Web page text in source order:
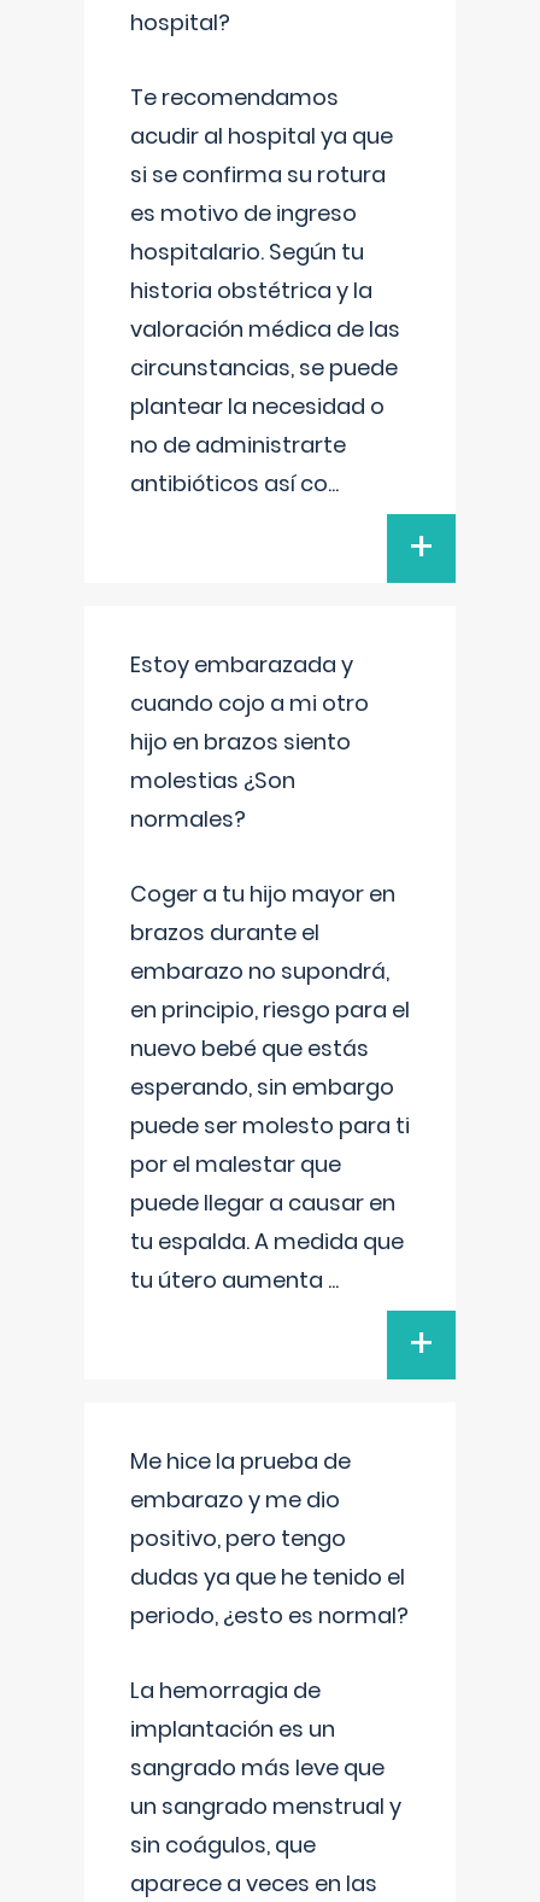
hospital?
Te recomendamos
acudir al hospital ya que
si se confirma su rotura
es motivo de ingreso
hospitalario. Según tu
historia obstétrica y la
valoración médica de las
circunstancias, se puede
plantear la necesidad o
no de administrarte
antibióticos así co...
+
Estoy embarazada y
cuando cojo a mi otro
hijo en brazos siento
molestias ¿Son
normales?
Coger a tu hijo mayor en
brazos durante el
embarazo no supondrá,
en principio, riesgo para el
nuevo bebé que estás
esperando, sin embargo
puede ser molesto para ti
por el malestar que
puede llegar a causar en
tu espalda. A medida que
tu útero aumenta ...
+
Me hice la prueba de
embarazo y me dio
positivo, pero tengo
dudas ya que he tenido el
periodo, ¿esto es normal?
La hemorragia de
implantación es un
sangrado más leve que
un sangrado menstrual y
sin coágulos, que
aparece a veces en las